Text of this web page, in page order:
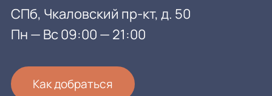
СПб, Чкаловский пр-кт, д. 50
Пн — Вс 09:00 — 21:00
Как добраться